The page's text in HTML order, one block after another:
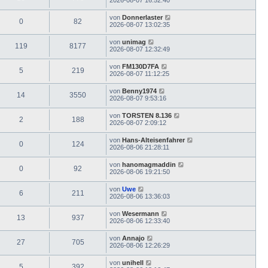
0 82 von Donnerlaster
2026-08-07 13:02:35
119 8177 von unimag
2026-08-07 12:32:49
5 219 von FM130D7FA
2026-08-07 11:12:25
14 3550 von Benny1974
2026-08-07 9:53:16
2 188 von TORSTEN 8.136
2026-08-07 2:09:12
0 124 von Hans-Alteisenfahrer
2026-08-06 21:28:11
0 92 von hanomagmaddin
2026-08-06 19:21:50
6 211 von Uwe
2026-08-06 13:36:03
13 937 von Wesermann
2026-08-06 12:33:40
27 705 von Annajo
2026-08-06 12:26:29
von unihell